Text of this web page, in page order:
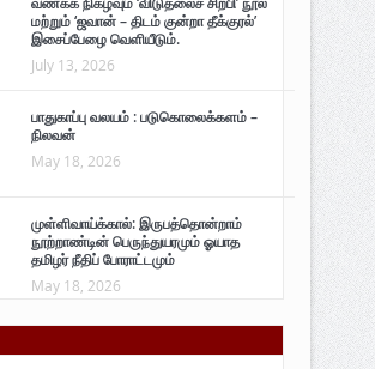
மற்றும் ‘ஜவான் – திடம் குன்றா தீக்குரல்’
இசைப்பேழை வெளியீடும்.
July 13, 2026
பாதுகாப்பு வலயம் : படுகொலைக்களம் –
நிலவன்
May 18, 2026
முள்ளிவாய்க்கால்: இருபத்தொன்றாம்
நூற்றாண்டின் பெருந்துயரமும் ஓயாத
தமிழர் நீதிப் போராட்டமும்
May 18, 2026